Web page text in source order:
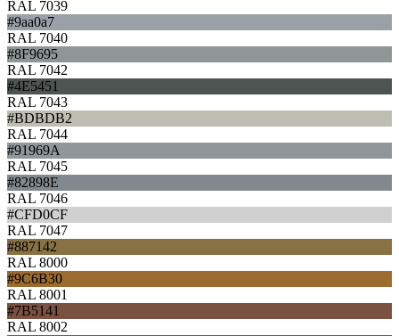
RAL 7039
#9aa0a7
RAL 7040
#8F9695
RAL 7042
#4E5451
RAL 7043
#BDBDB2
RAL 7044
#91969A
RAL 7045
#82898E
RAL 7046
#CFD0CF
RAL 7047
#887142
RAL 8000
#9C6B30
RAL 8001
#7B5141
RAL 8002